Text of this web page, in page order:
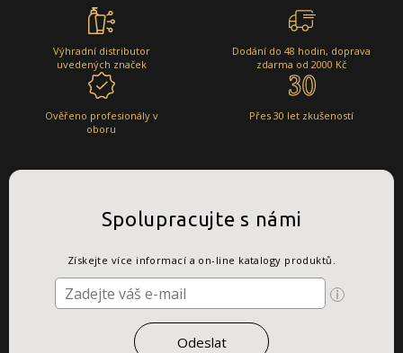
Výhradní distributor
uvedených značek
Dodání do 48 hodin, doprava
zdarma od 2000 Kč
Ověřeno profesionály v
oboru
Přes 30 let zkušeností
Spolupracujte s námi
Získejte více informací a on-line katalogy produktů.